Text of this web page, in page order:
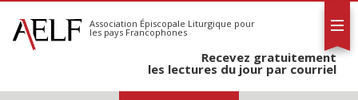
S'abonner
Calendrier
Association Épiscopale Liturgique pour
les pays Francophones
Recevez gratuitement
les lectures du jour par courriel